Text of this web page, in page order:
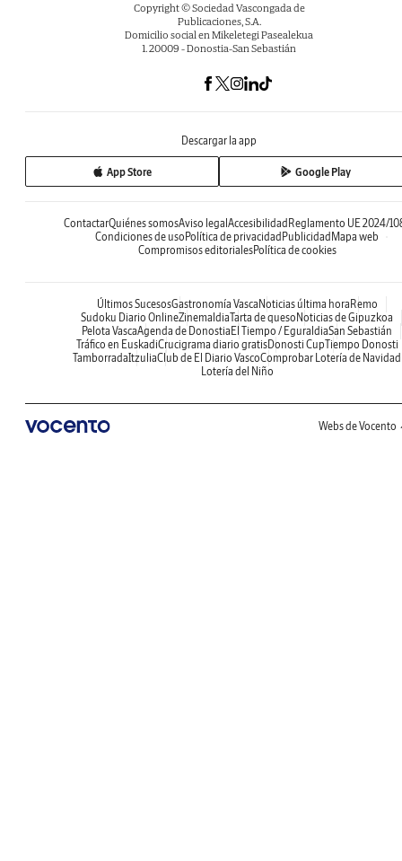
Copyright © Sociedad Vascongada de
Publicaciones, S.A.
Domicilio social en Mikeletegi Pasealekua
1. 20009 - Donostia-San Sebastián
Descargar la app
App Store Google Play
ContactarQuiénes somosAviso legal Accesibilidad Reglamento UE 2024/
Condiciones de uso Política de privacidad Publicidad Mapa web
Compromisos editorialesPolítica de cookies
Últimos SucesosGastronomía Vasca Noticias última hora Remo
Sudoku Diario OnlineZinemaldiaTarta de queso Noticias de Gipuzkoa
Pelota VascaAgenda de Donostia El Tiempo / EguraldiaSan Sebastián
Tráfico en EuskadiCrucigrama diario gratisDonosti CupTiempo Donosti
TamborradaItzuliaClub de El Diario VascoComprobar Lotería de Navidad
Lotería del Niño
Webs de Vocento